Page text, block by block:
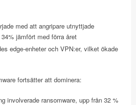
med att angripare utnyttjade
jämfört med förra året
edge-enheter och VPN:er, vilket ökade
fortsätter att dominera:
involverade ransomware, upp från 32 %